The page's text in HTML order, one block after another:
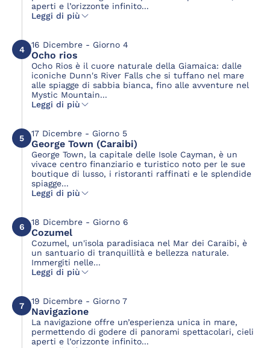
aperti e l’orizzonte infinito...
Leggi di più
4 16 Dicembre - Giorno 4
Ocho rios
Ocho Rios è il cuore naturale della Giamaica: dalle
iconiche Dunn's River Falls che si tuffano nel mare
alle spiagge di sabbia bianca, fino alle avventure nel
Mystic Mountain...
Leggi di più
5 17 Dicembre - Giorno 5
George Town (Caraibi)
George Town, la capitale delle Isole Cayman, è un
vivace centro finanziario e turistico noto per le sue
boutique di lusso, i ristoranti raffinati e le splendide
spiagge...
Leggi di più
6 18 Dicembre - Giorno 6
Cozumel
Cozumel, un'isola paradisiaca nel Mar dei Caraibi, è
un santuario di tranquillità e bellezza naturale.
Immergiti nelle...
Leggi di più
7 19 Dicembre - Giorno 7
Navigazione
La navigazione offre un’esperienza unica in mare,
permettendo di godere di panorami spettacolari, cieli
aperti e l’orizzonte infinito...